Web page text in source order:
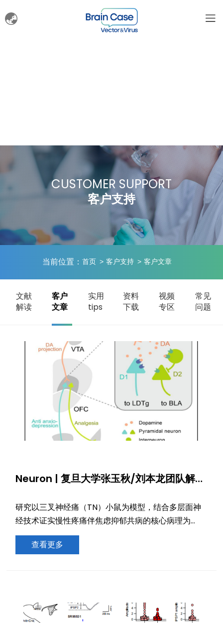
CUSTOMER SUPPORT
客户支持
当前位置： 首页 客户支持 客户文章
文献
解读
客户
文章
实用
tips
资料
下载
视频
专区
常见
问题
Neuron | 复旦大学张玉秋/刘本龙团队解析
工，揭示疼痛—焦虑抑郁共病的精准调控架
构
研究以三叉神经痛（TN）小鼠为模型，结合多层面神
经技术证实慢性疼痛伴焦虑抑郁共病的核心病理为
VTADA→OFC通路多巴胺释放降低。该功能分离具有
普适性，为精准干预疼痛与情绪共病提供了理论
查看更多